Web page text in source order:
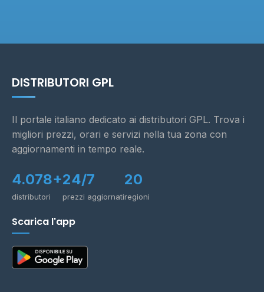
DISTRIBUTORI GPL
Il portale italiano dedicato ai distributori GPL. Trova i
migliori prezzi, orari e servizi nella tua zona con
aggiornamenti in tempo reale.
4.078+
distributori
24/7
prezzi aggiornati
20
regioni
Scarica l'app